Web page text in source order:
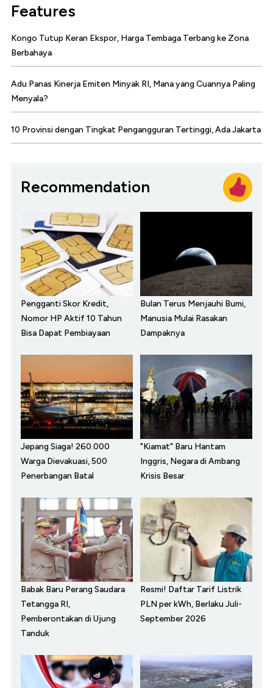
Features
Kongo Tutup Keran Ekspor, Harga Tembaga Terbang ke Zona
Berbahaya
Adu Panas Kinerja Emiten Minyak RI, Mana yang Cuannya Paling
Menyala?
10 Provinsi dengan Tingkat Pengangguran Tertinggi, Ada Jakarta
Recommendation
Pengganti Skor Kredit,
Nomor HP Aktif 10 Tahun
Bisa Dapat Pembiayaan
Bulan Terus Menjauhi Bumi,
Manusia Mulai Rasakan
Dampaknya
Jepang Siaga! 260.000
Warga Dievakuasi, 500
Penerbangan Batal
"Kiamat" Baru Hantam
Inggris, Negara di Ambang
Krisis Besar
Babak Baru Perang Saudara
Tetangga RI,
Pemberontakan di Ujung
Tanduk
Resmi! Daftar Tarif Listrik
PLN per kWh, Berlaku Juli-
September 2026